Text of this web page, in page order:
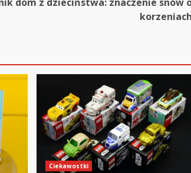
Ciekawostki